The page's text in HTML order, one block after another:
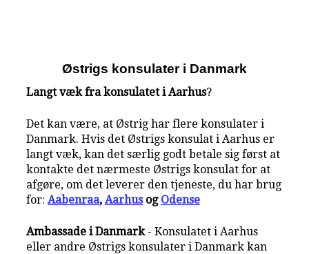
Østrigs konsulater i Danmark
Langt væk fra konsulatet i Aarhus?
Det kan være, at Østrig har flere konsulater i
Danmark. Hvis det Østrigs konsulat i Aarhus er
langt væk, kan det særlig godt betale sig først at
kontakte det nærmeste Østrigs konsulat for at
afgøre, om det leverer den tjeneste, du har brug
for:Aabenraa,Aarhusog Odense
Ambassade i Danmark- Konsulatet i Aarhus
eller andre Østrigs konsulater i Danmark kan